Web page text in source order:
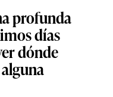
profunda
días
dónde